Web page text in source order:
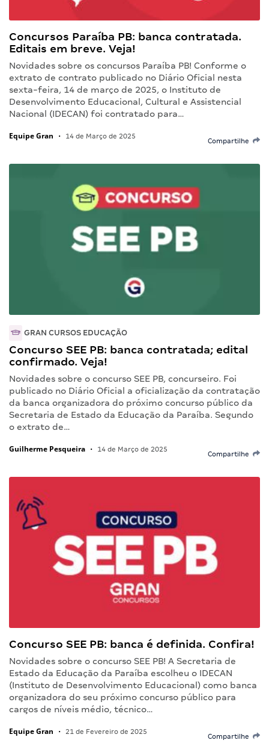
Concursos Paraíba PB: banca contratada.
Editais em breve. Veja!
Novidades sobre os concursos Paraíba PB! Conforme o
extrato de contrato publicado no Diário Oficial nesta
sexta-feira, 14 de março de 2025, o Instituto de
Desenvolvimento Educacional, Cultural e Assistencial
Nacional (IDECAN) foi contratado para…
Equipe Gran • 14 de Março de 2025
Compartilhe
GRAN CURSOS EDUCAÇÃO
Concurso SEE PB: banca contratada; edital
confirmado. Veja!
Novidades sobre o concurso SEE PB, concurseiro. Foi
publicado no Diário Oficial a oficialização da contratação
da banca organizadora do próximo concurso público da
Secretaria de Estado da Educação da Paraíba. Segundo
o extrato de…
Guilherme Pesqueira • 14 de Março de 2025
Compartilhe
Concurso SEE PB: banca é definida. Confira!
Novidades sobre o concurso SEE PB! A Secretaria de
Estado da Educação da Paraíba escolheu o IDECAN
(Instituto de Desenvolvimento Educacional) como banca
organizadora do seu próximo concurso público para
cargos de níveis médio, técnico…
Equipe Gran • 21 de Fevereiro de 2025
Compartilhe